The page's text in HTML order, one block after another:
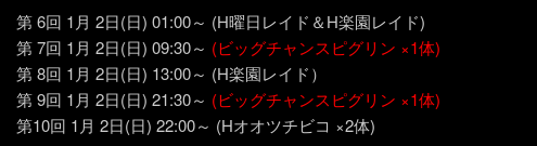
第 6回 1月 2日(日) 01:00～ (H曜日レイド＆H楽園レイド)
第 7回 1月 2日(日) 09:30～ (ビッグチャンスピグリン ×1体)
第 8回 1月 2日(日) 13:00～ (H楽園レイド）
第 9回 1月 2日(日) 21:30～ (ビッグチャンスピグリン ×1体)
第10回 1月 2日(日) 22:00～ (Hオオツチビコ ×2体)